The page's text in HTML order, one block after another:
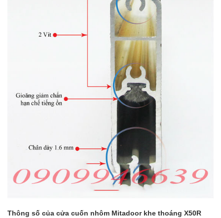
Thông số của cửa cuốn nhôm Mitadoor khe thoáng X50R